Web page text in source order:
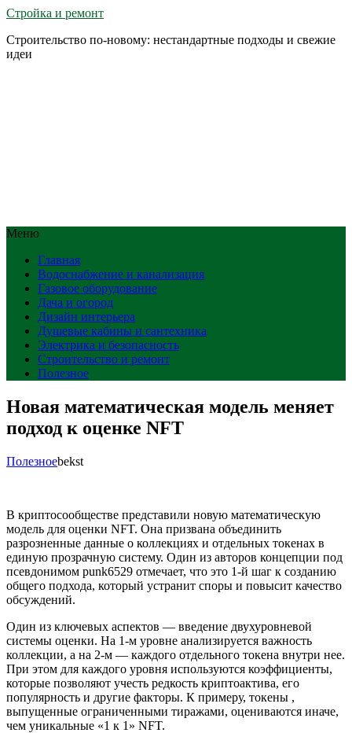
Стройка и ремонт
Строительство по-новому: нестандартные подходы и свежие
идеи
Меню
Главная
Водоснабжение и канализация
Газовое оборудование
Дача и огород
Дизайн интерьера
Душевые кабины и сантехника
Электрика и безопасность
Строительство и ремонт
Полезное
Новая математическая модель меняет
подход к оценке NFT
Полезноеbekst
В криптосообществе представили новую математическую
модель для оценки NFT. Она призвана объединить
разрозненные данные о коллекциях и отдельных токенах в
единую прозрачную систему. Один из авторов концепции под
псевдонимом punk6529 отмечает, что это 1-й шаг к созданию
общего подхода, который устранит споры и повысит качество
обсуждений.
Один из ключевых аспектов — введение двухуровневой
системы оценки. На 1-м уровне анализируется важность
коллекции, а на 2-м — каждого отдельного токена внутри нее.
При этом для каждого уровня используются коэффициенты,
которые позволяют учесть редкость криптоактива, его
популярность и другие факторы. К примеру, токены ,
выпущенные ограниченными тиражами, оцениваются иначе,
чем уникальные «1 к 1» NFT.